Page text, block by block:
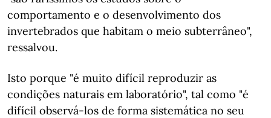
comportamento e o desenvolvimento dos
invertebrados que habitam o meio subterrâneo",
ressalvou.
Isto porque "é muito difícil reproduzir as
condições naturais em laboratório", tal como "é
difícil observá-los de forma sistemática no seu